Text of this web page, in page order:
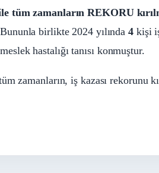
tüm zamanların REKORU
birlikte 2024 yılında4kişi
hastalığı tanısı konmuştur.
zamanların, iş kazası rekorunu